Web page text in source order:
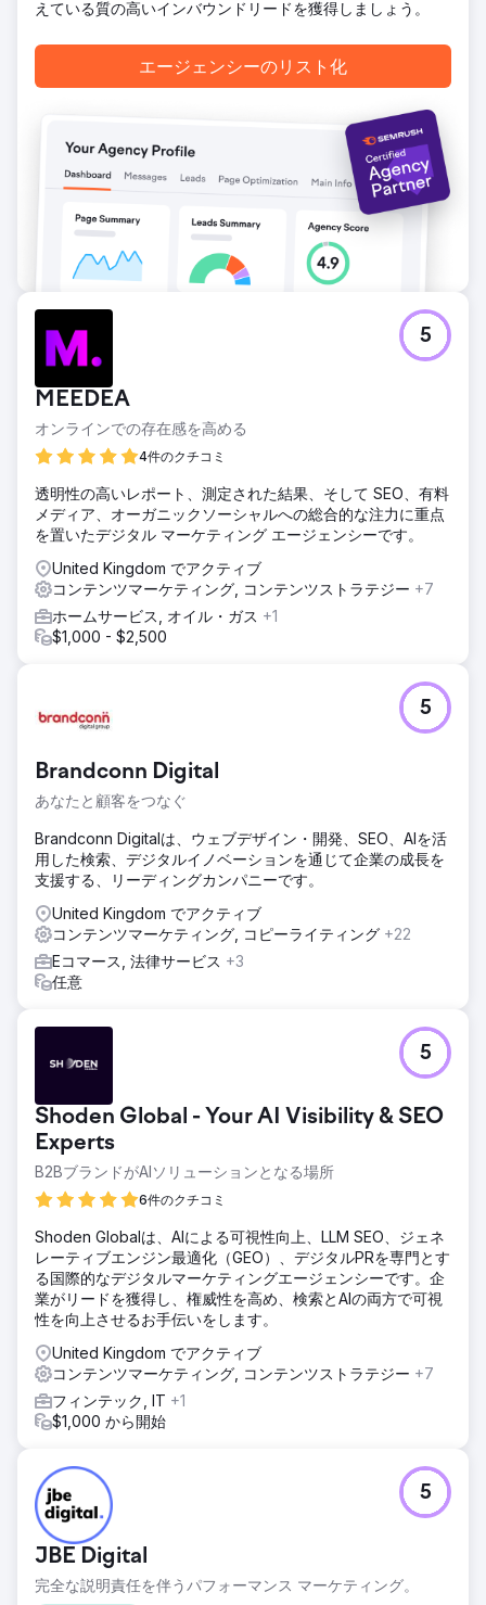
ワードローブ チェスター」（3位）と「カスタムワードロー
ク：64%。コンバージョン率：3.2%。オーガニックリー
ド：月間47件（全問い合わせの73%）。顧客獲得コストは
エージェンシーページに移動
えている質の高いインバウンドリードを獲得しましょう。
エージェンシーのリスト化
MEEDEA
オンラインでの存在感を高める
4件のクチコミ
5
透明性の高いレポート、測定された結果、そして SEO、有料
メディア、オーガニックソーシャルへの総合的な注力に重点
を置いたデジタル マーケティング エージェンシーです。
United Kingdom でアクティブ
コンテンツマーケティング, コンテンツストラテジー +7
ホームサービス, オイル・ガス +1
$1,000 - $2,500
Brandconn Digital
あなたと顧客をつなぐ
5
Brandconn Digitalは、ウェブデザイン・開発、SEO、AIを活
用した検索、デジタルイノベーションを通じて企業の成長を
支援する、リーディングカンパニーです。
United Kingdom でアクティブ
コンテンツマーケティング, コピーライティング +22
Eコマース, 法律サービス +3
任意
Shoden Global - Your AI Visibility & SEO
Experts
B2BブランドがAIソリューションとなる場所
6件のクチコミ
5
Shoden Globalは、AIによる可視性向上、LLM SEO、ジェネ
レーティブエンジン最適化（GEO）、デジタルPRを専門とす
る国際的なデジタルマーケティングエージェンシーです。企
業がリードを獲得し、権威性を高め、検索とAIの両方で可視
性を向上させるお手伝いをします。
United Kingdom でアクティブ
コンテンツマーケティング, コンテンツストラテジー +7
フィンテック, IT +1
$1,000 から開始
JBE Digital
完全な説明責任を伴うパフォーマンス マーケティング。
5